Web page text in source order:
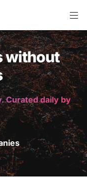
without
Curated daily by